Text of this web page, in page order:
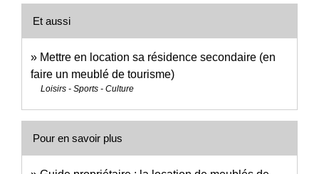
Et aussi
Mettre en location sa résidence secondaire (en
faire un meublé de tourisme)
Loisirs - Sports - Culture
Pour en savoir plus